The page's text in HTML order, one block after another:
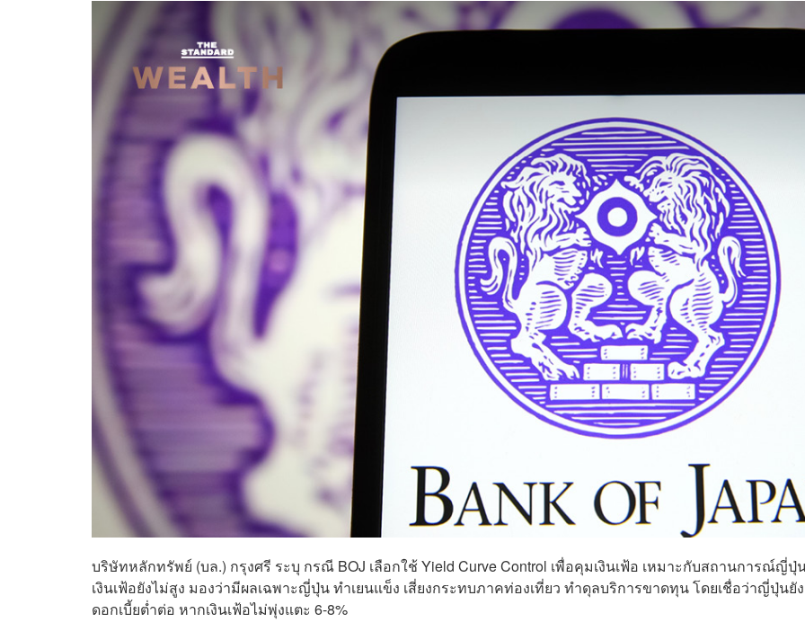
บริษัทหลักทรัพย์ (บล.) กรุงศรี ระบุ กรณี BOJ เลือกใช้ Yield Curve Control เพื่อคุมเงินเฟ้อ เหมาะกับสถานการณ์ญี่ปุ่
เงินเฟ้อยังไม่สูง มองว่ามีผลเฉพาะญี่ปุ่น ทำเยนแข็ง เสี่ยงกระทบภาคท่องเที่ยว ทำดุลบริการขาดทุน โดยเชื่อว่าญี่ปุ่นยั
ดอกเบี้ยต่ำต่อ หากเงินเฟ้อไม่พุ่งแตะ 6-8%